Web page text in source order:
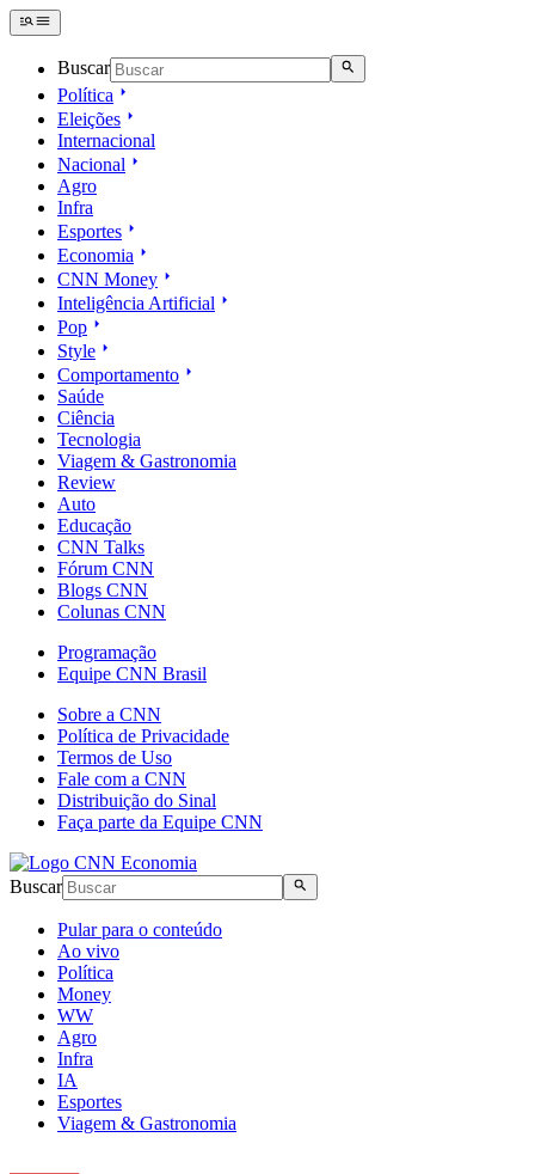
Buscar
Política
Eleições
Internacional
Nacional
Agro
Infra
Esportes
Economia
CNN Money
Inteligência Artificial
Pop
Style
Comportamento
Saúde
Ciência
Tecnologia
Viagem & Gastronomia
Review
Auto
Educação
CNN Talks
Fórum CNN
Blogs CNN
Colunas CNN
Programação
Equipe CNN Brasil
Sobre a CNN
Política de Privacidade
Termos de Uso
Fale com a CNN
Distribuição do Sinal
Faça parte da Equipe CNN
Buscar
Pular para o conteúdo
Ao vivo
Política
Money
WW
Agro
Infra
IA
Esportes
Viagem & Gastronomia